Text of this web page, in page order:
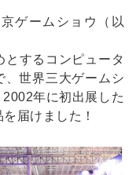
ゲームショウ（以
とするコンピュータ
、世界三大ゲームシ
年に初出展した
届けました！